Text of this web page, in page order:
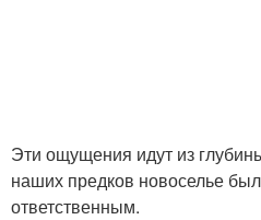
Эти ощущения идут из
наших предков новоселье
ответственным.